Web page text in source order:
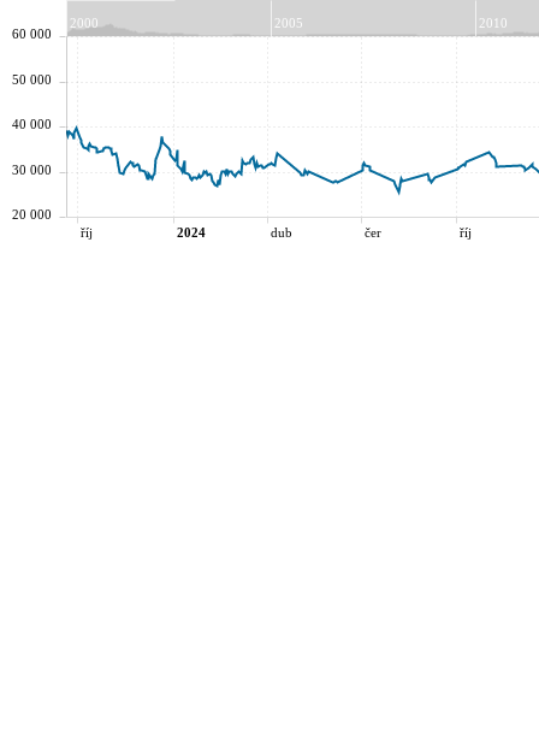
2000 2005 2010
20 000
30 000
40 000
50 000
60 000
říj 2024 dub čer říj